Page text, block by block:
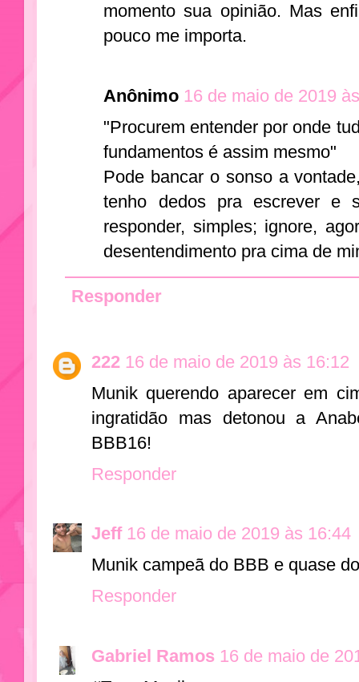
momento sua opinião. Mas
pouco me importa.
Anônimo 16 de maio de 2019
"Procurem entender por onde
fundamentos é assim mesmo"
Pode bancar o sonso a
tenho dedos pra escrever e
responder, simples; ignore,
desentendimento pra cima de
Responder
222 16 de maio de 2019 às 16:12
Munik querendo aparecer em
ingratidão mas detonou a
BBB16!
Responder
Jeff 16 de maio de 2019 às 16:44
Munik campeã do BBB e quase
Responder
Gabriel Ramos 16 de maio de